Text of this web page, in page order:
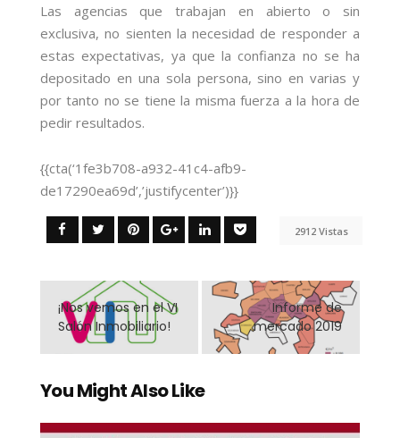
Las agencias que trabajan en abierto o sin
exclusiva, no sienten la necesidad de responder a
estas expectativas, ya que la confianza no se ha
depositado en una sola persona, sino en varias y
por tanto no se tiene la misma fuerza a la hora de
pedir resultados.
{{cta(‘1fe3b708-a932-41c4-afb9-
de17290ea69d’,’justifycenter’)}}
2912 Vistas
¡Nos vemos en el VI
Salón Inmobiliario!
Informe de
mercado 2019
You Might Also Like